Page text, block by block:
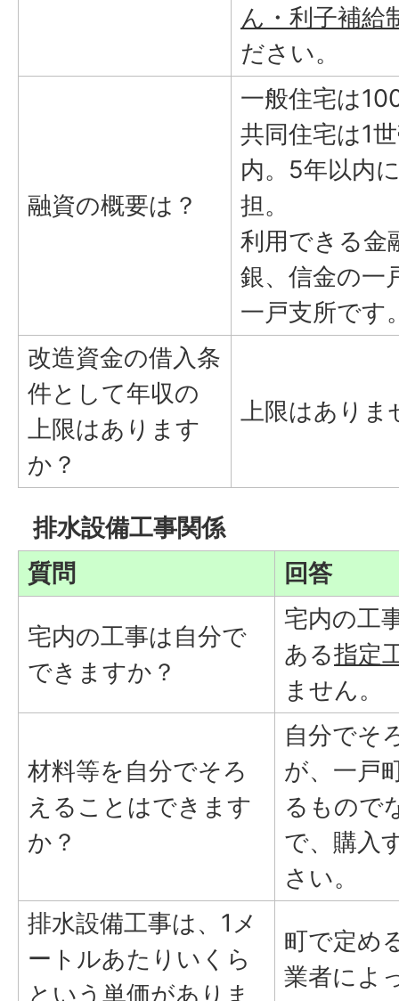
ん・利子補給
ださい。
融資の概要は？
一般住宅は
共同住宅は1
内。5年以内
担。
利用できる金
銀、信金の一
一戸支所です
改造資金の借入条
件として年収の
上限はあります
か？
上限はありま
排水設備工事関係
質問
回答
宅内の工事は自分で
できますか？
宅内の工
ある指定
ません。
材料等を自分でそろ
えることはできます
か？
自分でそ
が、一戸
るもので
で、購入
さい。
排水設備工事は、1メ
ートルあたりいくら
という単価がありま
町で定め
業者によ